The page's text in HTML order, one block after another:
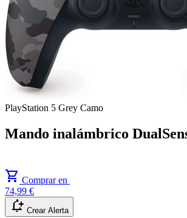
PlayStation 5 Grey Camo
Mando inalámbrico
shopping_cart Comprar en
74,99 €
notification_add Crear Alerta